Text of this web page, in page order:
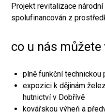
Projekt revitalizace
spolufinancován z
co u nás
plně funkční
expozici k dějinám
hutnictví v Dobřívě
kovářskou výheň a